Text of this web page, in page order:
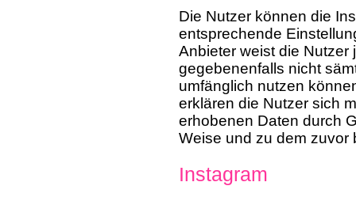
Die Nutzer können die
entsprechende
Anbieter weist die
gegebenenfalls nicht
umfänglich nutzen
erklären die Nutzer sich
erhobenen Daten durch
Weise und zu dem
Instagram